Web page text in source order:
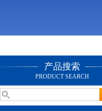
产品搜索
PRODUCT SEARCH